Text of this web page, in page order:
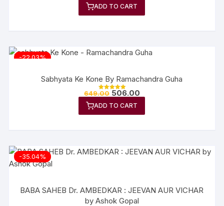
out of 5
ADD TO CART
-22.03%
Sabhyata Ke Kone By Ramachandra Guha
Rated
out of 5
649.00 506.00
ADD TO CART
-35.04%
BABA SAHEB Dr. AMBEDKAR : JEEVAN AUR VICHAR
by Ashok Gopal